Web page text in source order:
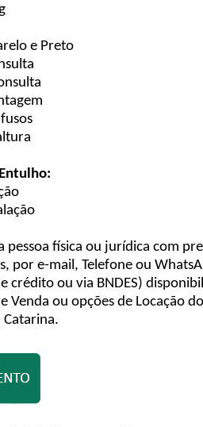
e Preto
física ou jurídica com
por e-mail, Telefone ou
ou via BNDES)
ou opções de Locação
Catarina.